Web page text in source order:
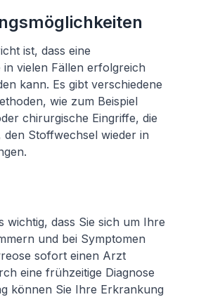
ist, dass eine
vielen Fällen erfolgreich
kann. Es gibt verschiedene
wie zum Beispiel
chirurgische Eingriffe, die
Stoffwechsel wieder in
wichtig, dass Sie sich um Ihre
und bei Symptomen
sofort einen Arzt
eine frühzeitige Diagnose
können Sie Ihre Erkrankung